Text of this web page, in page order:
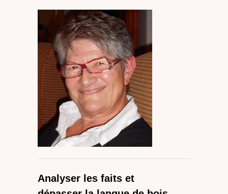
Analyser les faits et